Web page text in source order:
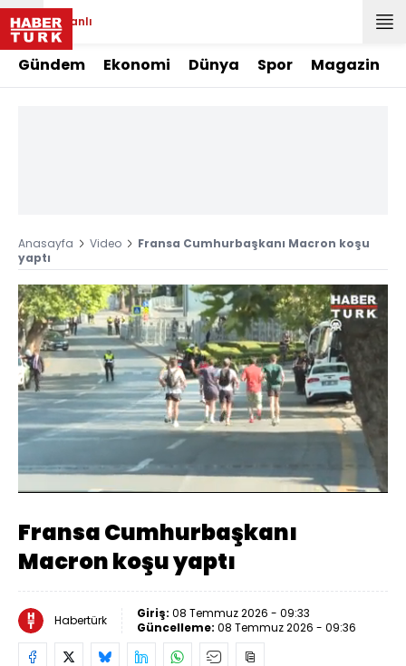
Canlı
Gündem Ekonomi Dünya Spor Magazin
Anasayfa Video
Fransa Cumhurbaşkanı Macron koşu
yaptı
Sesi
Aç
Yüklendi
Oynatma
Hızı
Fransa Cumhurbaşkanı
Macron koşu yaptı
Habertürk Giriş: 08 Temmuz 2026 - 09:33
Güncelleme: 08 Temmuz 2026 - 09:36